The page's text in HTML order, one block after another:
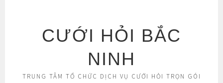
CƯỚI HỎI BẮC
NINH
TRUNG TÂM TỔ CHỨC DỊCH VỤ CƯỚI HỎI TRỌN GÓI